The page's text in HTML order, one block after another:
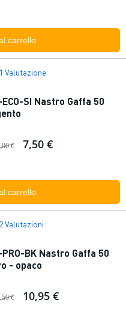
carrello
1 Valutazione
ECO-SI Nastro Gaffa 50
€ 7,50 €
carrello
2 Valutazioni
PRO-BK Nastro Gaffa 50
- opaco
€ 10,95 €